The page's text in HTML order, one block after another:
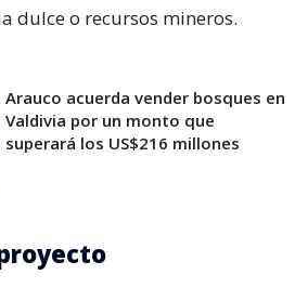
dulce o recursos mineros.
Arauco acuerda vender bosques en
Valdivia por un monto que
superará los US$216 millones